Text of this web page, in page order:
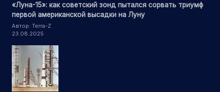
«Луна-15»: как советский зонд пытался сорвать триумф
первой американской высадки на Луну
Автор: Terra-Z
23.08.2025